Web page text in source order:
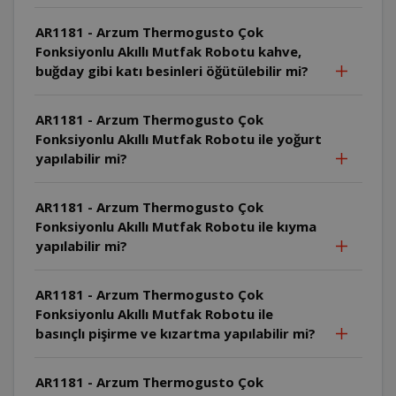
AR1181 - Arzum Thermogusto Çok
Fonksiyonlu Akıllı Mutfak Robotu kahve,
buğday gibi katı besinleri öğütülebilir mi?
AR1181 - Arzum Thermogusto Çok
Fonksiyonlu Akıllı Mutfak Robotu ile yoğurt
yapılabilir mi?
AR1181 - Arzum Thermogusto Çok
Fonksiyonlu Akıllı Mutfak Robotu ile kıyma
yapılabilir mi?
AR1181 - Arzum Thermogusto Çok
Fonksiyonlu Akıllı Mutfak Robotu ile
basınçlı pişirme ve kızartma yapılabilir mi?
AR1181 - Arzum Thermogusto Çok